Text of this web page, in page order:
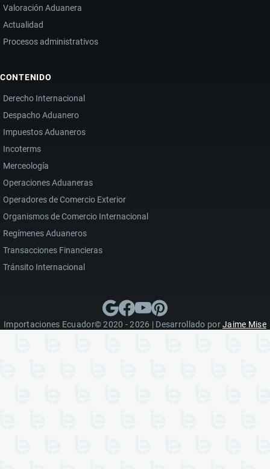
Valoración Aduanera
Actualidad
Procesos administrativos
CONTENIDO
Derecho Internacional
Despacho Aduanero
Impuestos Aduaneros
Incoterms
Merceología
Operaciones Aduaneras
Operadores de Comercio Exterior
Organismos de Comercio Internacional
Regímenes Aduaneros
Transacciones Financieras
Tránsito Internacional
Importaciones Ecuador© 2020 - 2026 | Desarrollado porJaime Mise